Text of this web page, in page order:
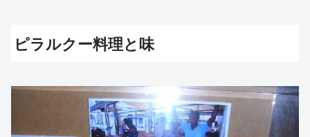
ピラルクー料理と味